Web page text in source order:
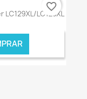
LC125XL
favorite_border